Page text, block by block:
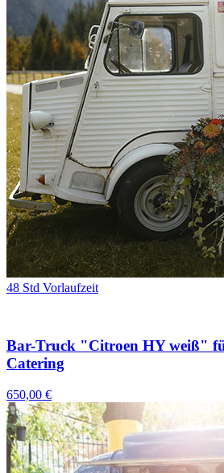
48 Std Vorlaufzeit
Bar-Truck "Citroen HY weiß"
Catering
650,00 €